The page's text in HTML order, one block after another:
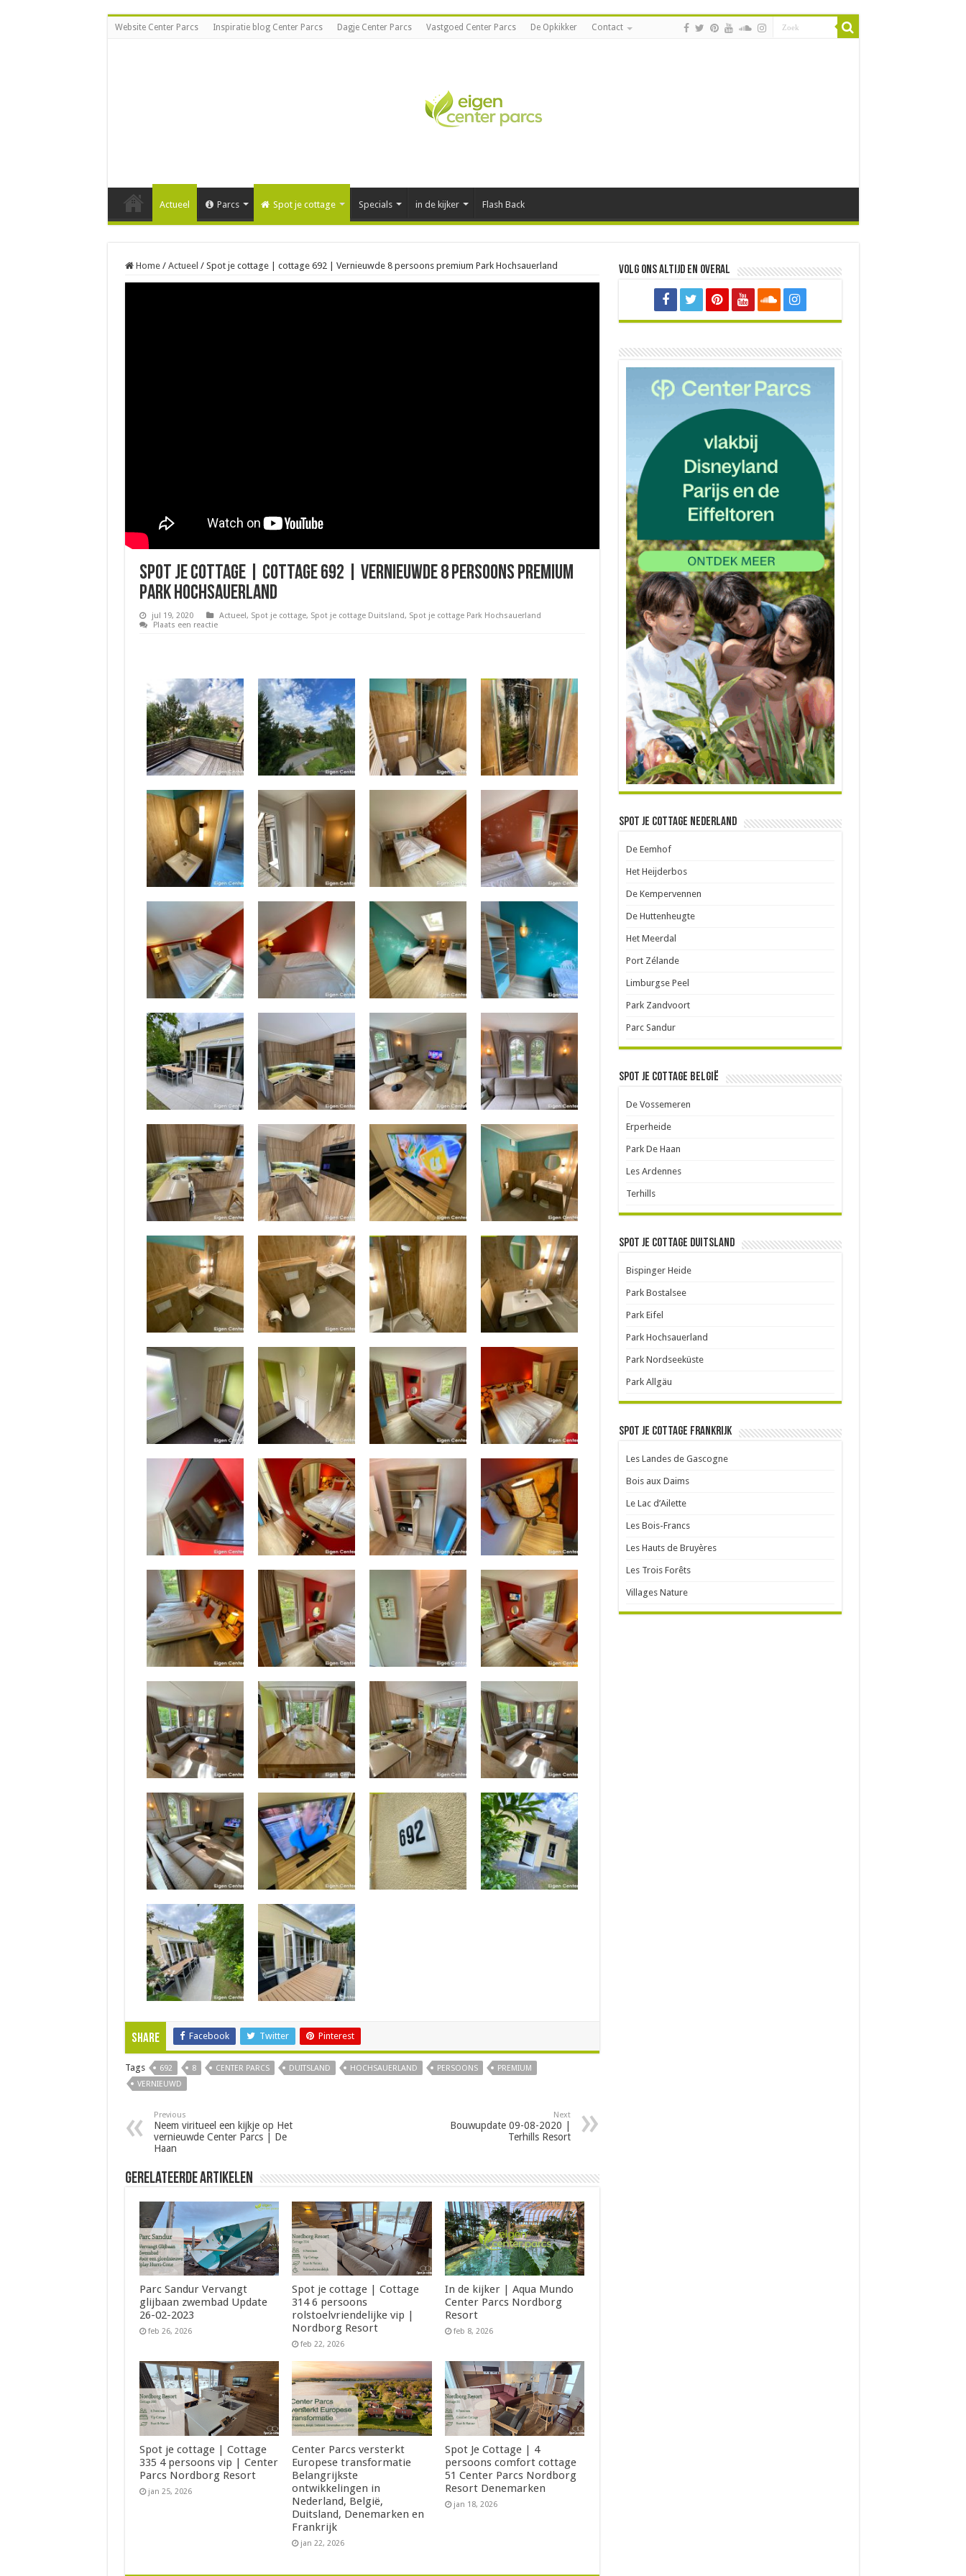
Website Center Parcs Inspiratie blog Center Parcs Dagje Center Parcs Vastgoed Center Parcs De Opkikker Contact
Actueel Parcs Spot je cottage Specials in de kijker Flash Back
Home / Actueel / Spot je cottage | cottage 692 | Vernieuwde 8 persoons premium Park Hochsauerland
Spot je cottage | cottage 692 | Vernieuwde 8 persoons premium
Park Hochsauerland
jul 19, 2020 Actueel, Spot je cottage, Spot je cottage Duitsland, Spot je cottage Park Hochsauerland
Plaats een reactie
Share Facebook Twitter Pinterest
Tags 692 8 CENTER PARCS DUITSLAND HOCHSAUERLAND PERSOONS
PREMIUM
VERNIEUWD
Previous
Neem viritueel een kijkje op Het
vernieuwde Center Parcs | De
Haan
Next
Bouwupdate 09-08-2020 |
Terhills Resort
Gerelateerde Artikelen
Parc Sandur Vervangt
glijbaan zwembad Update
26-02-2023
feb 26, 2026
Spot je cottage | Cottage
314 6 persoons
rolstoelvriendelijke vip |
Nordborg Resort
feb 22, 2026
In de kijker | Aqua Mundo
Center Parcs Nordborg
Resort
feb 8, 2026
Spot je cottage | Cottage
335 4 persoons vip | Center
Parcs Nordborg Resort
jan 25, 2026
Center Parcs versterkt
Europese transformatie
Belangrijkste
ontwikkelingen in
Nederland, België,
Duitsland, Denemarken en
Frankrijk
jan 22, 2026
Spot Je Cottage | 4
persoons comfort cottage
51 Center Parcs Nordborg
Resort Denemarken
jan 18, 2026
Volg ons altijd en overal
Spot je Cottage Nederland
De Eemhof
Het Heijderbos
De Kempervennen
De Huttenheugte
Het Meerdal
Port Zélande
Limburgse Peel
Park Zandvoort
Parc Sandur
Spot je cottage België
De Vossemeren
Erperheide
Park De Haan
Les Ardennes
Terhills
Spot je cottage Duitsland
Bispinger Heide
Park Bostalsee
Park Eifel
Park Hochsauerland
Park Nordseeküste
Park Allgäu
Spot je cottage Frankrijk
Les Landes de Gascogne
Bois aux Daims
Le Lac d’Ailette
Les Bois-Francs
Les Hauts de Bruyères
Les Trois Forêts
Villages Nature